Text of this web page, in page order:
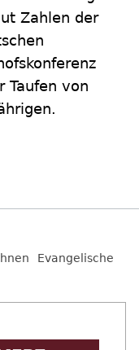
Zahlen der
Taufen von
Evangelische